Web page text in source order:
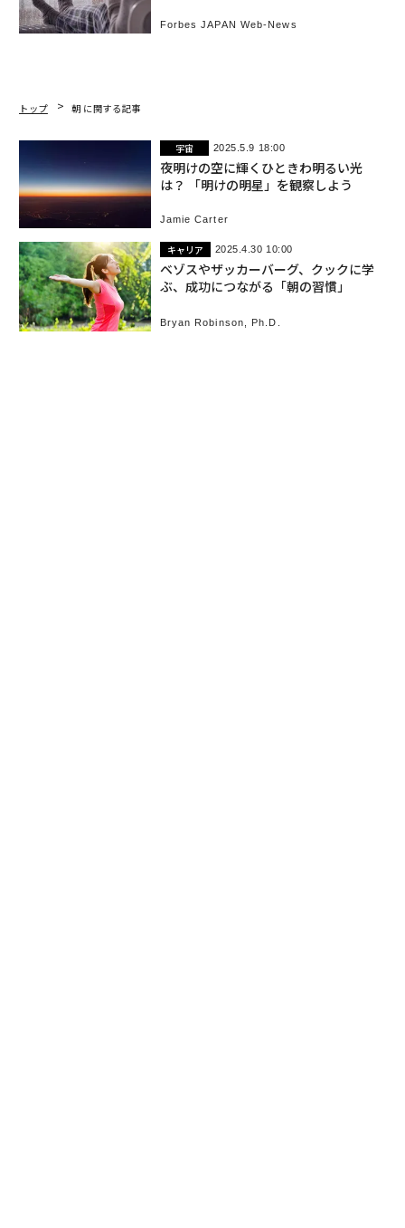
Forbes JAPAN Web-News
トップ 朝 に関する記事
宇宙 2025.5.9 18:00
夜明けの空に輝くひときわ明るい光
は？ 「明けの明星」を観察しよう
Jamie Carter
キャリア 2025.4.30 10:00
ベゾスやザッカーバーグ、クックに学
ぶ、成功につながる「朝の習慣」
Bryan Robinson, Ph.D.